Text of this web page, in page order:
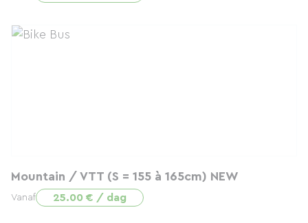
Mountain / VTT (S = 155 à 165cm) NEW
Vanaf 25.00 € / dag